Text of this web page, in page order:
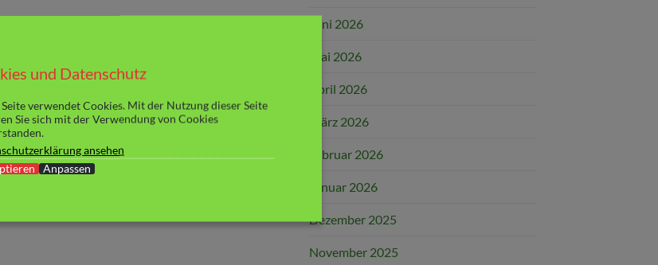
Juni 2026
Mai 2026
April 2026
März 2026
Februar 2026
Januar 2026
Dezember 2025
November 2025
und Datenschutz
Seite verwendet Cookies. Mit der Nutzung dieser Seite
Sie sich mit der Verwendung von Cookies
ansehen
Anpassen